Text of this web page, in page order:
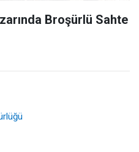
Broşürlü Sahte